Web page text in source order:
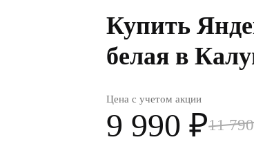
Купить
белая в
Цена с учетом акции
9 990 ₽11